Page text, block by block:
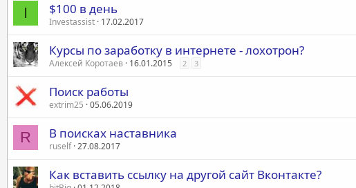
I $100 в день
Investassist 17.02.2017
Курсы по заработку в интернете - лохотрон?
Алексей Коротаев 16.01.2015 2 3
Поиск работы
extrim25 05.06.2019
R В поисках наставника
ruself 27.08.2017
Как вставить ссылку на другой сайт Вконтакте?